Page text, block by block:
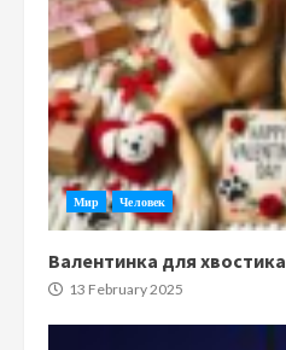
Мир Человек
Валентинка для хвостика
13 February 2025